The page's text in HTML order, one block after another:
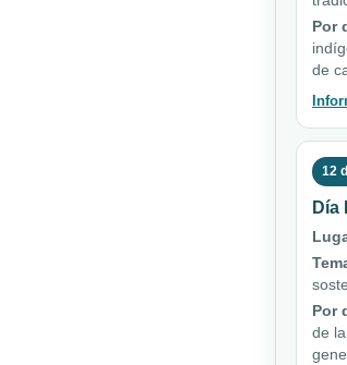
Por
de
12
Día
Por
de